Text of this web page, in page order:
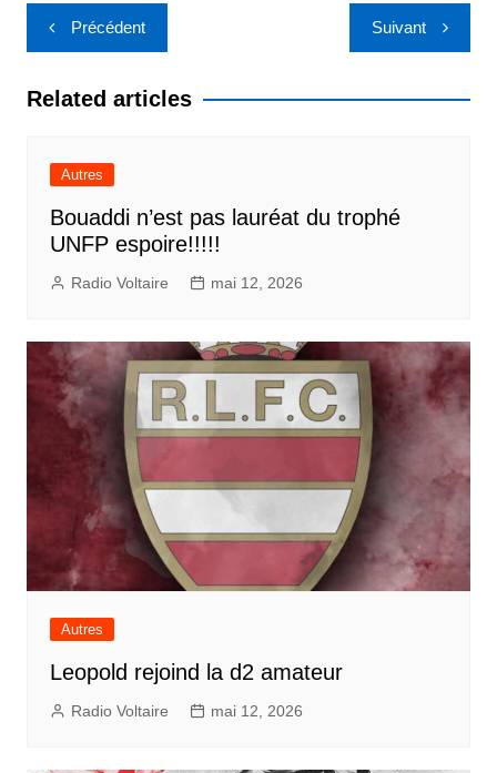
Navigation
de
l’article
Précédent Suivant
Related articles
Autres
Bouaddi n’est pas lauréat du trophé
UNFP espoire!!!!!
Radio Voltaire mai 12, 2026
Autres
Leopold rejoind la d2 amateur
Radio Voltaire mai 12, 2026